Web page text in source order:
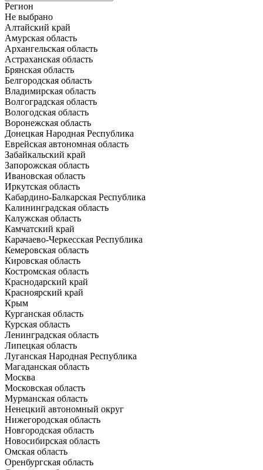
Регион
Не выбрано
Алтайский край
Амурская область
Архангельская область
Астраханская область
Брянская область
Белгородская область
Владимирская область
Волгоградская область
Вологодская область
Воронежская область
Донецкая Народная Республика
Еврейская автономная область
Забайкальский край
Запорожская область
Ивановская область
Иркутская область
Кабардино-Балкарская Республика
Калининградская область
Калужская область
Камчатский край
Карачаево-Черкесская Республика
Кемеровская область
Кировская область
Костромская область
Краснодарский край
Красноярский край
Крым
Курганская область
Курская область
Ленинградская область
Липецкая область
Луганская Народная Республика
Магаданская область
Москва
Московская область
Мурманская область
Ненецкий автономный округ
Нижегородская область
Новгородская область
Новосибирская область
Омская область
Оренбургская область